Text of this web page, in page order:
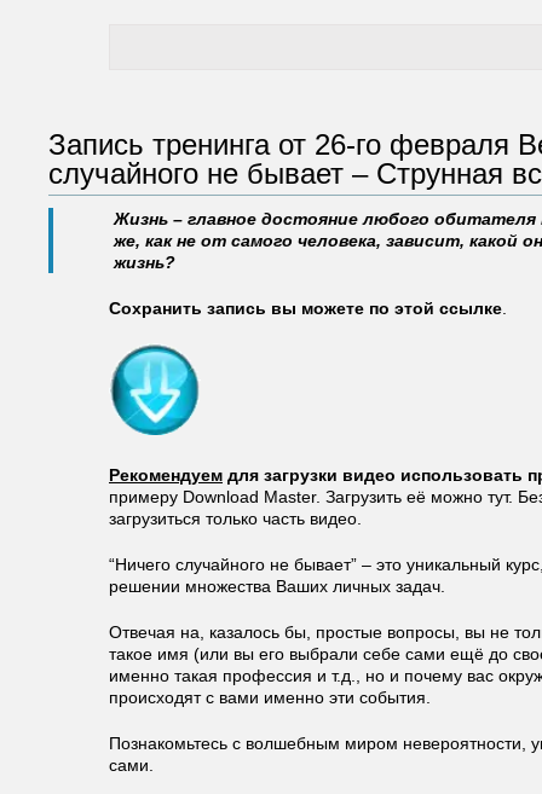
Запись тренинга от 26-го февраля
случайного не бывает – Струнная
Жизнь – главное достояние любого
же, как не от самого человека, зависит, какой
жизнь?
Сохранить запись вы можете по этой ссылке
Рекомендуем для загрузки видео использовать
примеру Download Master. Загрузить её можно тут.
загрузиться только часть видео.
“Ничего случайного не бывает” – это уникальный
решении множества Ваших личных задач.
Отвечая на, казалось бы, простые вопросы, вы не
такое имя (или вы его выбрали себе сами ещё до
именно такая профессия и т.д., но и почему вас
происходят с вами именно эти события.
Познакомьтесь с волшебным миром невероятности,
сами.